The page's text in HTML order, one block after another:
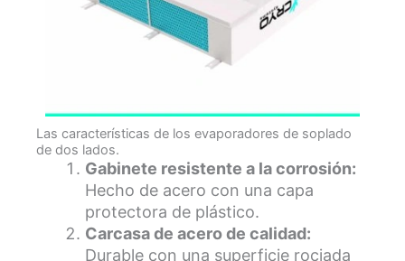
Las características de los evaporadores de soplado
de dos lados.
Gabinete resistente a la corrosión:
Hecho de acero con una capa
protectora de plástico.
Carcasa de acero de calidad:
Durable con una superficie rociada